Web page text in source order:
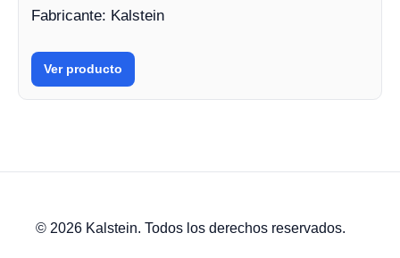
Fabricante: Kalstein
Ver producto
© 2026 Kalstein. Todos los derechos reservados.